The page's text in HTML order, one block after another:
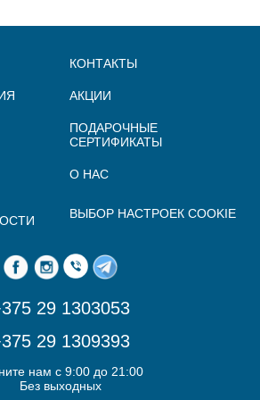
КОНТАКТЫ
АКЦИИ
ПОДАРОЧНЫЕ
СЕРТИФИКАТЫ
О НАС
ВЫБОР НАСТРОЕК COOKIE
29 1303053
29 1309393
нам с 9:00 до 21:00
Без выходных